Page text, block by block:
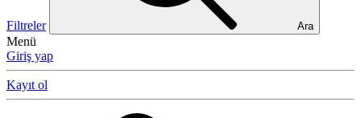
Filtreler Ara
Menü
Giriş yap
Kayıt ol